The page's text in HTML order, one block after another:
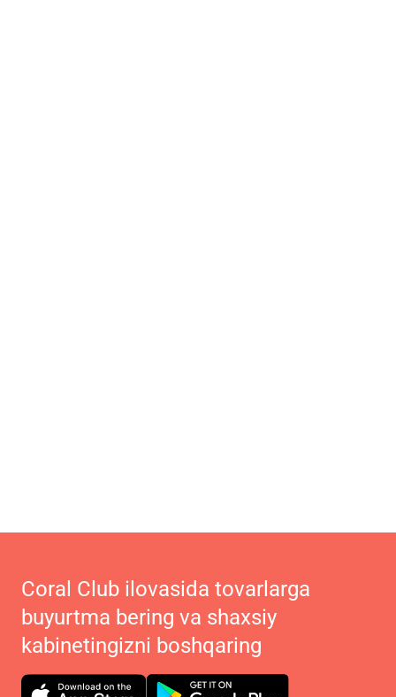
Coral Club ilovasida tovarlarga
buyurtma bering va shaxsiy
kabinetingizni boshqaring